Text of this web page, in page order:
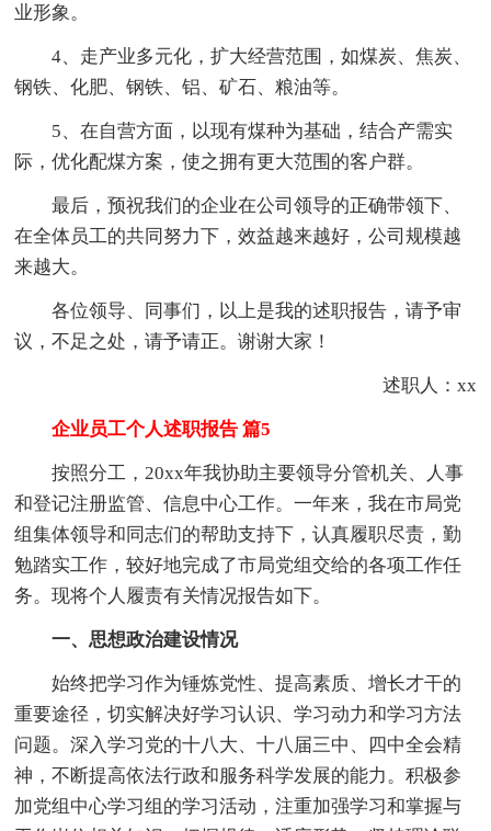
业形象。
4、走产业多元化，扩大经营范围，如煤炭、焦炭、
钢铁、化肥、钢铁、铝、矿石、粮油等。
5、在自营方面，以现有煤种为基础，结合产需实
际，优化配煤方案，使之拥有更大范围的客户群。
最后，预祝我们的企业在公司领导的正确带领下、
在全体员工的共同努力下，效益越来越好，公司规模越
来越大。
各位领导、同事们，以上是我的述职报告，请予审
议，不足之处，请予请正。谢谢大家！
述职人：xx
企业员工个人述职报告 篇5
按照分工，20xx年我协助主要领导分管机关、人事
和登记注册监管、信息中心工作。一年来，我在市局党
组集体领导和同志们的帮助支持下，认真履职尽责，勤
勉踏实工作，较好地完成了市局党组交给的各项工作任
务。现将个人履责有关情况报告如下。
一、思想政治建设情况
始终把学习作为锤炼党性、提高素质、增长才干的
重要途径，切实解决好学习认识、学习动力和学习方法
问题。深入学习党的十八大、十八届三中、四中全会精
神，不断提高依法行政和服务科学发展的能力。积极参
加党组中心学习组的学习活动，注重加强学习和掌握与